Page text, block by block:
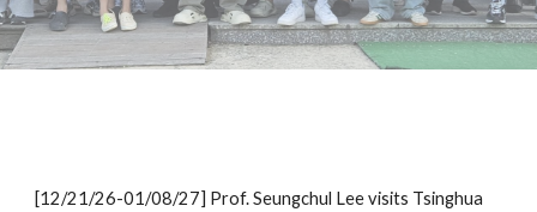
[12/21/26-01/08/27] Prof. Seungchul Lee visits Tsinghua